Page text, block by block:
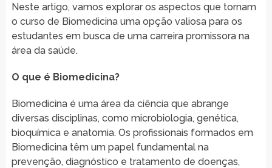
Neste artigo, vamos explorar os aspectos que tornam
o curso de Biomedicina uma opção valiosa para os
estudantes em busca de uma carreira promissora na
área da saúde.
O que é Biomedicina?
Biomedicina é uma área da ciência que abrange
diversas disciplinas, como microbiologia, genética,
bioquímica e anatomia. Os profissionais formados em
Biomedicina têm um papel fundamental na
prevenção, diagnóstico e tratamento de doenças,